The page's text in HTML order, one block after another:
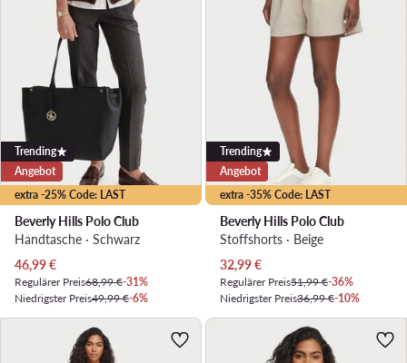
extra -25% Code: LAST
Trending
Angebot
Beverly Hills Polo Club
Handtasche · Schwarz
Aktueller Preis
46,99€
Regulärer Preis68,99 €-31%
Niedrigster Preis49,99 €-6%
extra -35% Code: LAST
Trending
Angebot
Beverly Hills Polo Club
Stoffshorts · Beige
Aktueller Preis
32,99€
Regulärer Preis51,99 €-36%
Niedrigster Preis36,99 €-10%